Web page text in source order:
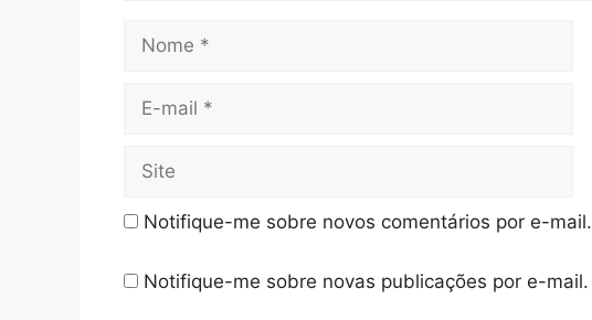
Nome
Site
Notifique-me sobre novos comentários por e-mail.
Notifique-me sobre novas publicações por e-mail.